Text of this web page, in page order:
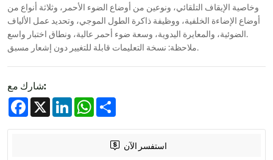
وخاصية الإيقاف التلقائي، ونوعين من أوضاع الضوء الأحمر، وثلاثة أنواع من
أوضاع الإضاءة الخلفية، ووظيفة ذاكرة الطول الموجي، وتحديد عمل الألياف
الضوئية، والمعايرة اليدوية، وسعة ضوء أحمر عالية، ونطاق اختبار واسع.
ملاحظة: نسخة التعليمات قابلة للتغيير دون إشعار مسبق.
شارك مع:
Facebook
X LinkedInWhatsApp
استفسر الآن